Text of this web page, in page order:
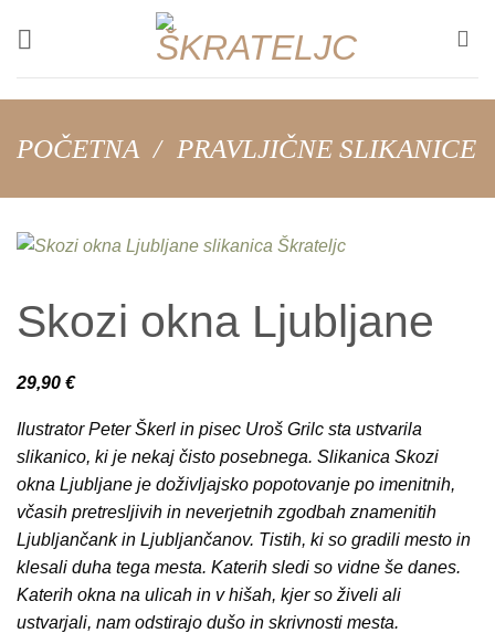
POČETNA / PRAVLJIČNE SLIKANICE
Skozi okna Ljubljane
29,90 €
Ilustrator Peter Škerl in pisec Uroš Grilc sta ustvarila
slikanico, ki je nekaj čisto posebnega. Slikanica Skozi
okna Ljubljane je doživljajsko popotovanje po imenitnih,
včasih pretresljivih in neverjetnih zgodbah znamenitih
Ljubljančank in Ljubljančanov. Tistih, ki so gradili mesto in
klesali duha tega mesta. Katerih sledi so vidne še danes.
Katerih okna na ulicah in v hišah, kjer so živeli ali
ustvarjali, nam odstirajo dušo in skrivnosti mesta.